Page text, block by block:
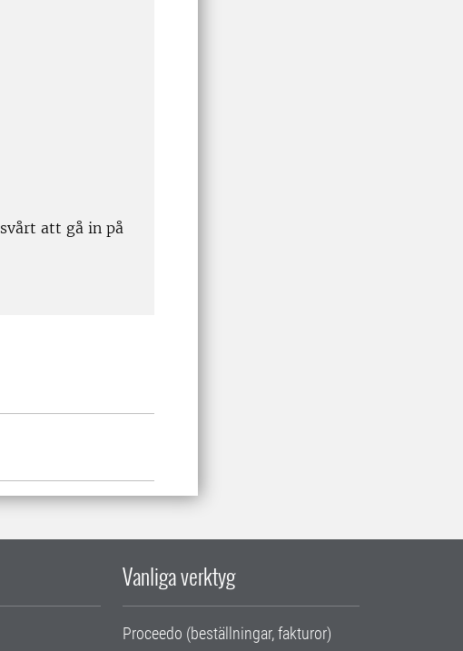
att gå in på
Vanliga verktyg
Proceedo (beställningar, fakturor)